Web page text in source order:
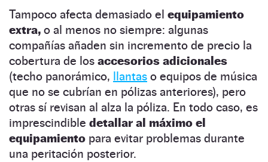
Tampoco afecta demasiado el equipamiento
extra, o al menos no siempre: algunas
compañías añaden sin incremento de precio la
cobertura de los accesorios adicionales
(techo panorámico,
llantas o equipos de música
que no se cubrían en pólizas anteriores), pero
otras sí revisan al alza la póliza. En todo caso, es
imprescindible detallar al máximo el
equipamiento para evitar problemas durante
una peritación posterior.